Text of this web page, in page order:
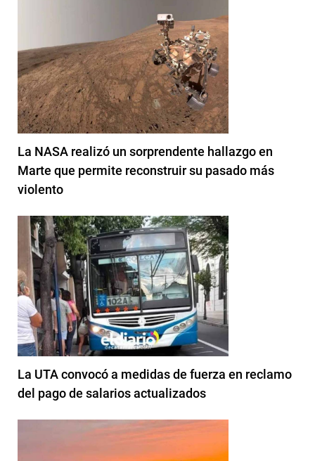
La NASA realizó un sorprendente hallazgo en
Marte que permite reconstruir su pasado más
violento
La UTA convocó a medidas de fuerza en reclamo
del pago de salarios actualizados